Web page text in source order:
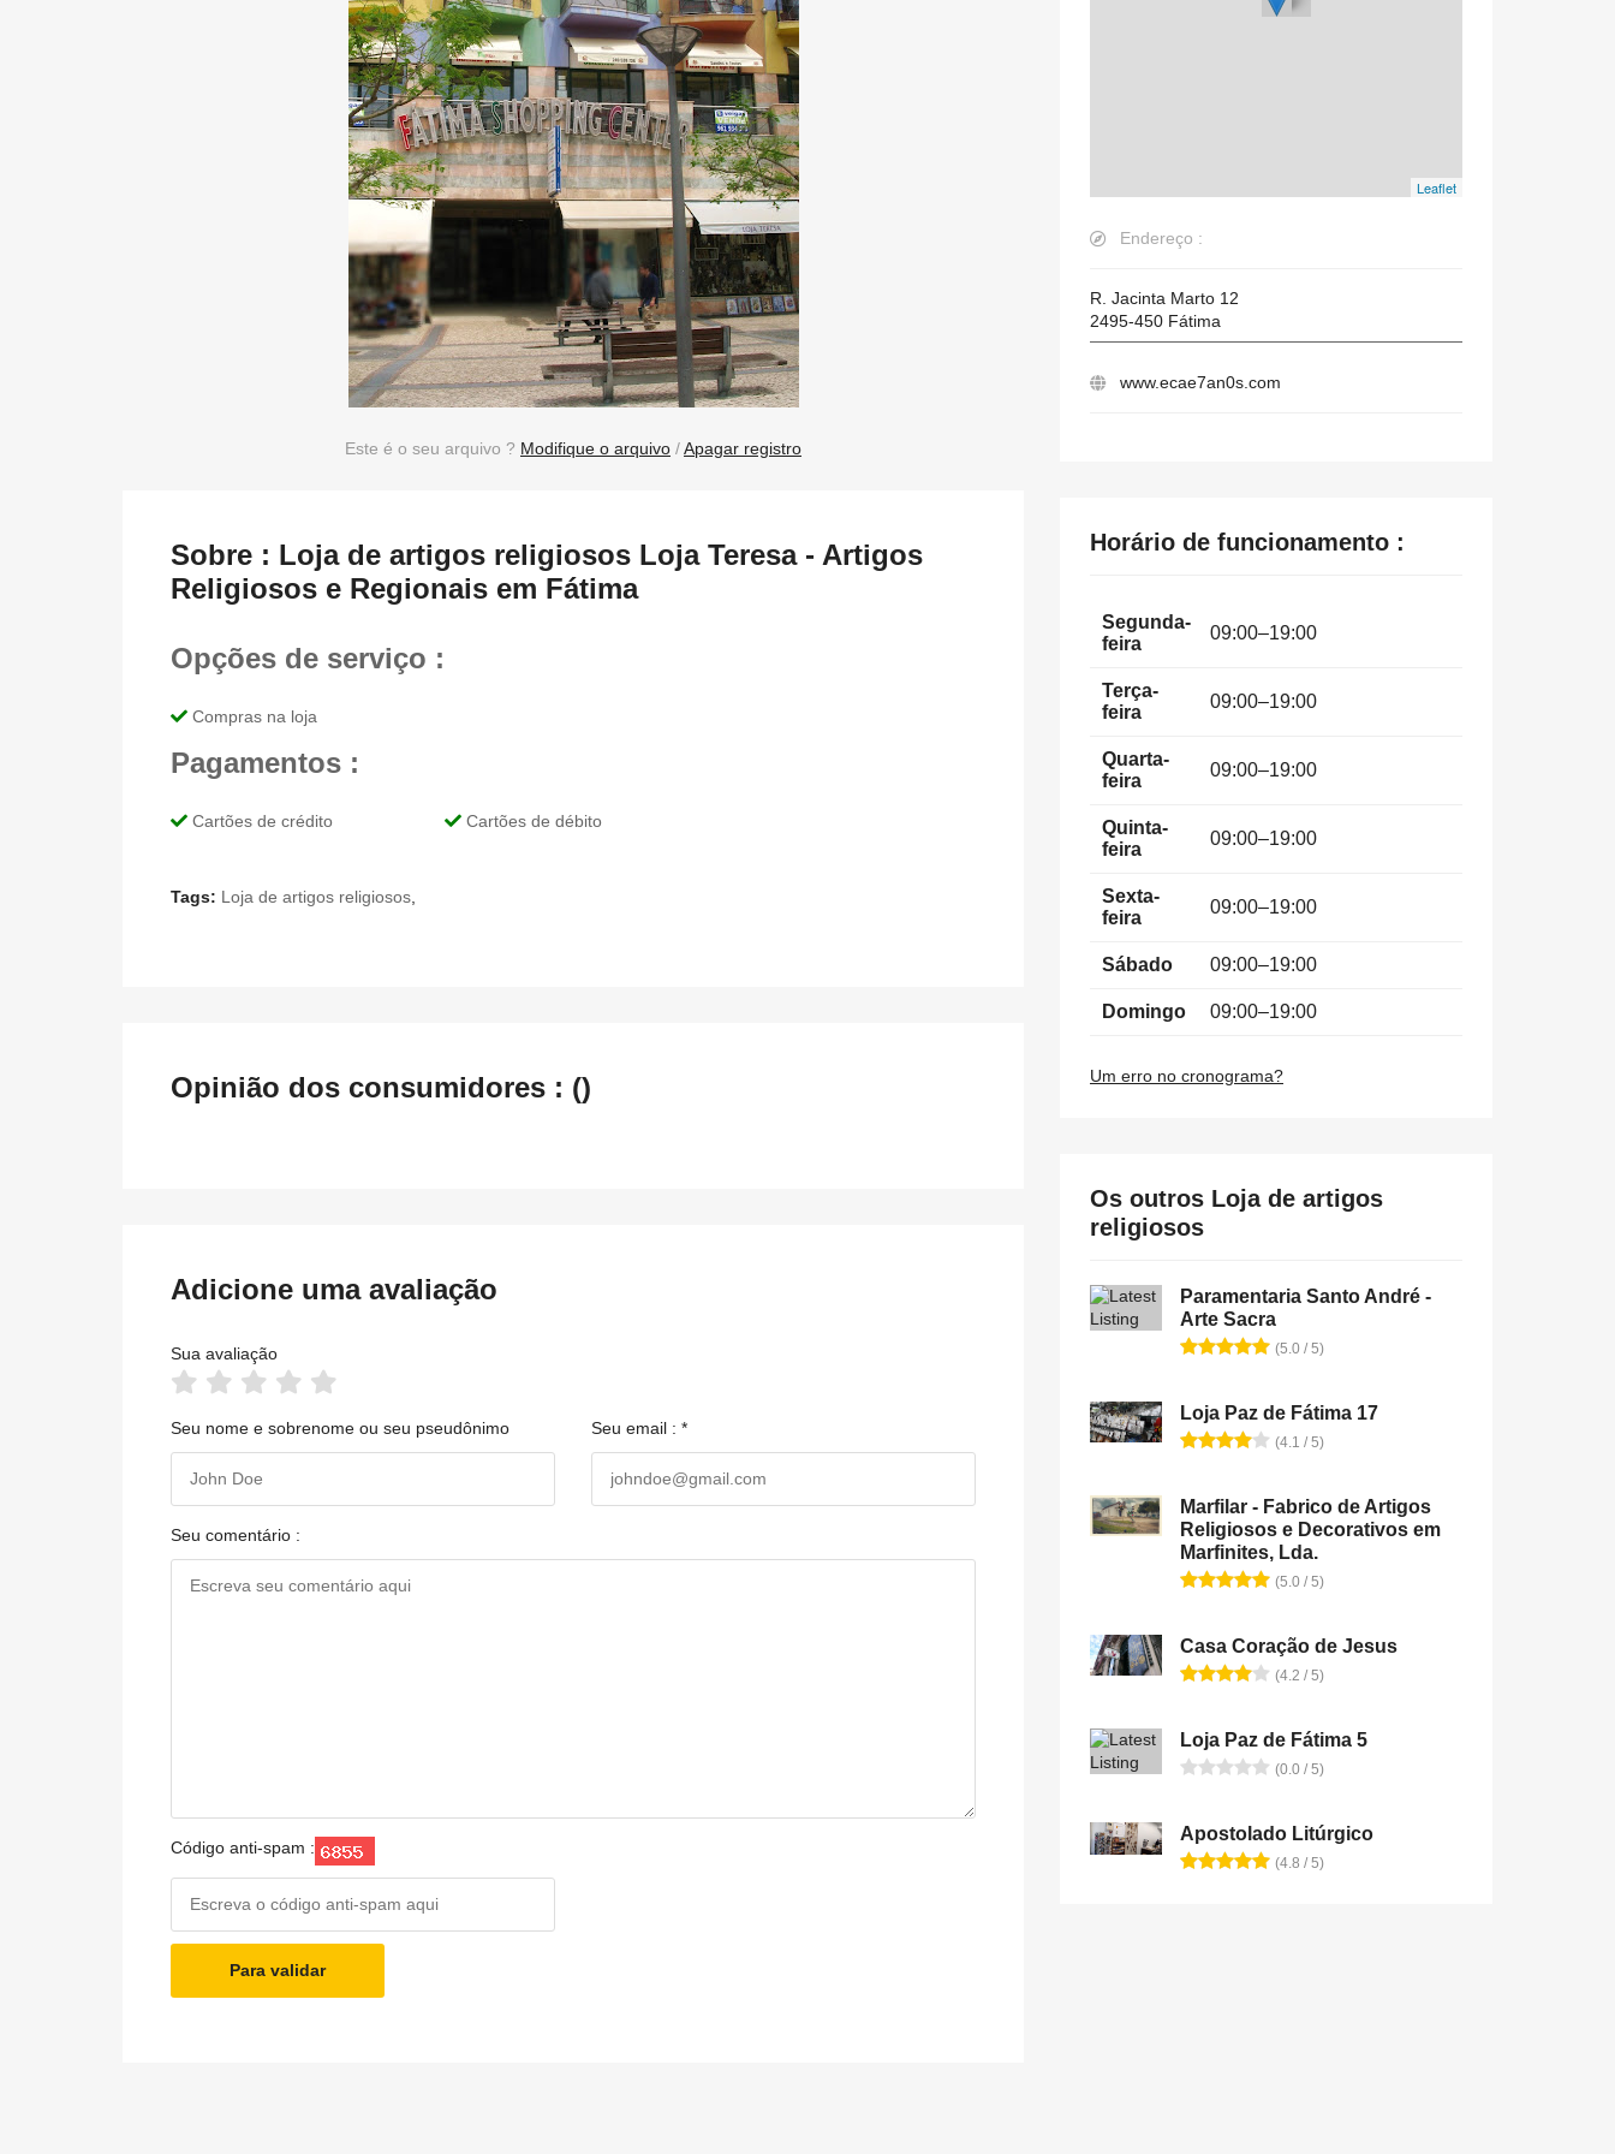
Este é o seu arquivo ? Modifique o arquivo /Apagar registro
Sobre : Loja de artigos religiosos Loja Teresa - Artigos
Religiosos e Regionais em Fátima
Opções de serviço :
Compras na loja
Pagamentos :
Cartões de crédito Cartões de débito
Tags: Loja de artigos religiosos,
Opinião dos consumidores : ()
Adicione uma avaliação
Sua avaliação
Seu nome e sobrenome ou seu pseudônimo Seu email : *
Seu comentário :
Código anti-spam :
Para validar
Leaflet
Endereço :
R. Jacinta Marto 12
2495-450 Fátima
www.ecae7an0s.com
Horário de funcionamento :
Segunda-
feira
09:00–19:00
Terça-
feira
09:00–19:00
Quarta-
feira
09:00–19:00
Quinta-
feira
09:00–19:00
Sexta-
feira
09:00–19:00
Sábado 09:00–19:00
Domingo 09:00–19:00
Um erro no cronograma?
Os outros Loja de artigos
religiosos
Paramentaria Santo André -
Arte Sacra
(5.0 / 5)
Loja Paz de Fátima 17
(4.1 / 5)
Marfilar - Fabrico de Artigos
Religiosos e Decorativos em
Marfinites, Lda.
(5.0 / 5)
Casa Coração de Jesus
(4.2 / 5)
Loja Paz de Fátima 5
(0.0 / 5)
Apostolado Litúrgico
(4.8 / 5)